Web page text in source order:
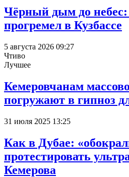
Чёрный дым до
прогремел в Кузбассе
5 августа 2026 09:27
Чтиво
Лучшее
Кемеровчанам
погружают в гипноз
31 июля 2025 13:25
Как в Дубае:
протестировать
Кемерова